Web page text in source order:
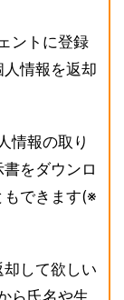
ントに登録
情報を返却
情報の取り
をダウンロ
もできます(※
して欲しい
ら氏名や生